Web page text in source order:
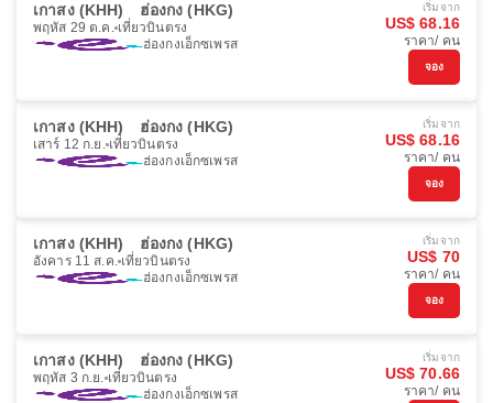
เกาสง (KHH) ฮ่องกง (HKG)
พฤหัส 29 ต.ค. เที่ยวบินตรง
ฮ่องกงเอ็กซเพรส
เริ่มจาก
US$ 68.16
ราคา/ คน
จอง
เกาสง (KHH) ฮ่องกง (HKG)
เสาร์ 12 ก.ย. เที่ยวบินตรง
ฮ่องกงเอ็กซเพรส
เริ่มจาก
US$ 68.16
ราคา/ คน
จอง
เกาสง (KHH) ฮ่องกง (HKG)
อังคาร 11 ส.ค. เที่ยวบินตรง
ฮ่องกงเอ็กซเพรส
เริ่มจาก
US$ 70
ราคา/ คน
จอง
เกาสง (KHH) ฮ่องกง (HKG)
พฤหัส 3 ก.ย. เที่ยวบินตรง
ฮ่องกงเอ็กซเพรส
เริ่มจาก
US$ 70.66
ราคา/ คน